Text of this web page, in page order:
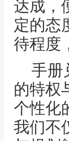
达成，
定的态
待程度
手册
的特权
个性化
我们不